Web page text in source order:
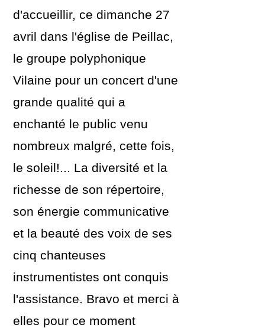
d'accueillir, ce dimanche 27
avril dans l'église de Peillac,
le groupe polyphonique
Vilaine pour un concert d'une
grande qualité qui a
enchanté le public venu
nombreux malgré, cette fois,
le soleil!... La diversité et la
richesse de son répertoire,
son énergie communicative
et la beauté des voix de ses
cinq chanteuses
instrumentistes ont conquis
l'assistance. Bravo et merci à
elles pour ce moment